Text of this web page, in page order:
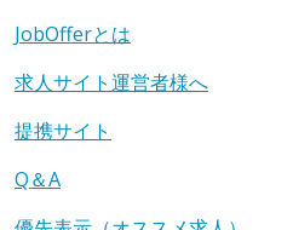
JobOfferとは
求人サイト運営者様へ
提携サイト
Q＆A